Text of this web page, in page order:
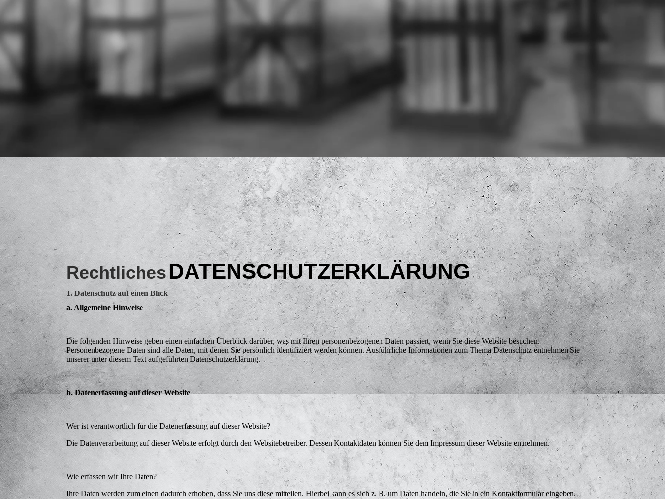
RechtlichesDATENSCHUTZ­ERKLÄRUNG
1. Datenschutz auf einen Blick
a. Allgemeine Hinweise
Die folgenden Hinweise geben einen einfachen Überblick darüber, was mit Ihren personenbezogenen Daten passiert, wenn Sie diese Website besuchen.
Personenbezogene Daten sind alle Daten, mit denen Sie persönlich identifiziert werden können. Ausführliche Informationen zum Thema Datenschutz entnehmen Sie
unserer unter diesem Text aufgeführten Datenschutzerklärung.
b. Datenerfassung auf dieser Website
Wer ist verantwortlich für die Datenerfassung auf dieser Website?
Die Datenverarbeitung auf dieser Website erfolgt durch den Websitebetreiber. Dessen Kontaktdaten können Sie dem Impressum dieser Website entnehmen.
Wie erfassen wir Ihre Daten?
Ihre Daten werden zum einen dadurch erhoben, dass Sie uns diese mitteilen. Hierbei kann es sich z. B. um Daten handeln, die Sie in ein Kontaktformular eingeben.